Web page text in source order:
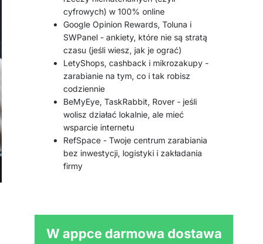
cyfrowych) w 100% online
Google Opinion Rewards, Toluna i
SWPanel - ankiety, które nie są stratą
czasu (jeśli wiesz, jak je ograć)
LetyShops, cashback i mikrozakupy -
zarabianie na tym, co i tak robisz
codziennie
BeMyEye, TaskRabbit, Rover - jeśli
wolisz działać lokalnie, ale mieć
wsparcie internetu
RefSpace - Twoje centrum zarabiania
bez inwestycji, logistyki i zakładania
firmy
W appce darmowa dostawa